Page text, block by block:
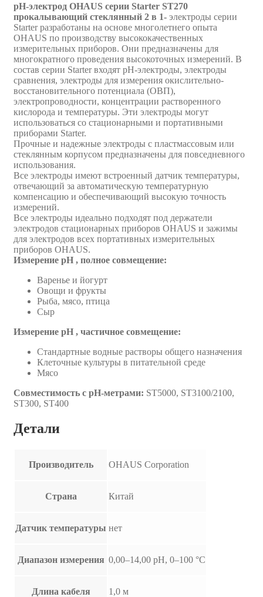
pH-электрод OHAUS серии Starter ST270
прокалывающий стеклянный 2 в 1- электроды серии
Starter разработаны на основе многолетнего опыта
OHAUS по производству высококачественных
измерительных приборов. Они предназначены для
многократного проведения высокоточных измерений. В
состав серии Starter входят pH-электроды, электроды
сравнения, электроды для измерения окислительно-
восстановительного потенциала (ОВП),
электропроводности, концентрации растворенного
кислорода и температуры. Эти электроды могут
использоваться со стационарными и портативными
приборами Starter.
Прочные и надежные электроды с пластмассовым или
стеклянным корпусом предназначены для повседневного
использования.
Все электроды имеют встроенный датчик температуры,
отвечающий за автоматическую температурную
компенсацию и обеспечивающий высокую точность
измерений.
Все электроды идеально подходят под держатели
электродов стационарных приборов OHAUS и зажимы
для электродов всех портативных измерительных
приборов OHAUS.
Измерение pH , полное совмещение:
Варенье и йогурт
Овощи и фрукты
Рыба, мясо, птица
Сыр
Измерение pH , частичное совмещение:
Стандартные водные растворы общего назначения
Клеточные культуры в питательной среде
Мясо
Совместимость с pH-метрами: ST5000, ST3100/2100,
ST300, ST400
Детали
Производитель OHAUS Corporation
Страна Китай
Датчик температуры нет
Диапазон измерения 0,00–14,00 pH, 0–100 °C
Длина кабеля 1,0 м